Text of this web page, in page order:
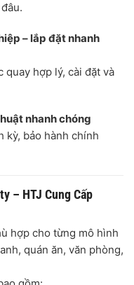
– lắp đặt nhanh
quay hợp lý, cài đặt và
nhanh chóng
kỳ, bảo hành chính
– HTJ Cung Cấp
hợp cho từng mô hình
quán ăn, văn phòng,